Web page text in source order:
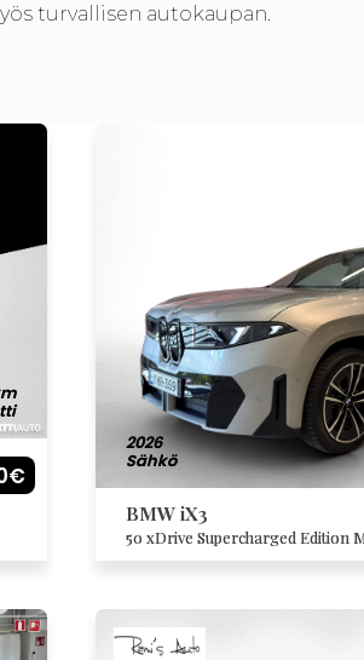
turvallisen autokaupan.
2026
Sähkö
BMW iX3
50 xDrive Supercharged Edition M-Sport
Pro ja autossa kaikki mahdollinen